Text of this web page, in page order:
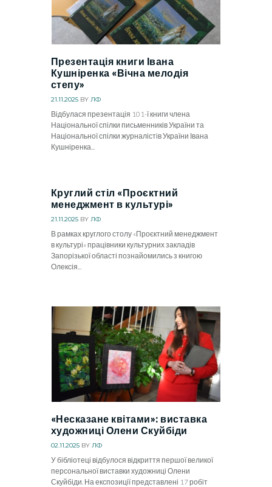
Презентація книги Івана
Кушніренка «Вічна мелодія
степу»
21.11.2025 BY ЛФ
Відбулася презентація 101-ї книги члена
Національної спілки письменників України та
Національної спілки журналістів України Івана
Кушніренка...
Круглий стіл «Проєктний
менеджмент в культурі»
21.11.2025 BY ЛФ
В рамках круглого столу «Проєктний менеджмент
в культурі» працівники культурних закладів
Запорізької області познайомились з книгою
Олексія...
«Несказане квітами»: виставка
художниці Олени Скуйбіди
02.11.2025 BY ЛФ
У бібліотеці відбулося відкриття першої великої
персональної виставки художниці Олени
Скуйбіди. На експозиції представлені 17 робіт